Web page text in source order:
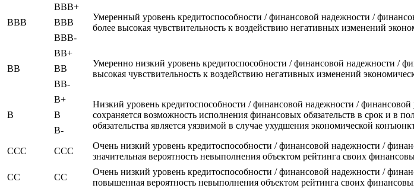
BBB
BBB+
Умеренный уровень кредитоспособности / финансовой надежности /
более высокая чувствительность к воздействию негативных изменений
BBB
BBB-
BB
BB+
Умеренно низкий уровень кредитоспособности / финансовой надежности /
высокая чувствительность к воздействию негативных изменений
BB
BB-
B
B+
Низкий уровень кредитоспособности / финансовой надежности /
сохраняется возможность исполнения финансовых обязательств в срок и в
обязательства является уязвимой в случае ухудшения экономической
B
B-
CCC CCC
Очень низкий уровень кредитоспособности / финансовой надежности /
значительная вероятность невыполнения объектом рейтинга своих
CC CC
Очень низкий уровень кредитоспособности / финансовой надежности /
повышенная вероятность невыполнения объектом рейтинга своих